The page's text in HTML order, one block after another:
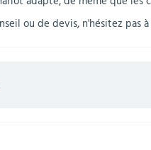
ou de devis, n'hésitez pas